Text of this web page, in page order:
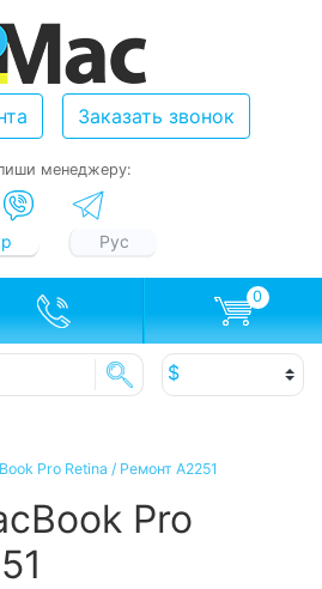
Заказать звонок
менеджеру:
Рус
0
Pro Retina / Ремонт A2251
Pro